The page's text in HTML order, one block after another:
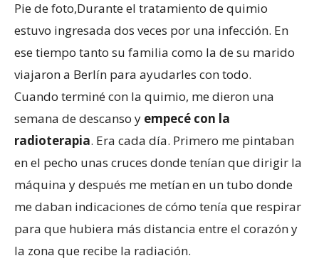
Pie de foto,Durante el tratamiento de quimio
estuvo ingresada dos veces por una infección. En
ese tiempo tanto su familia como la de su marido
viajaron a Berlín para ayudarles con todo.
Cuando terminé con la quimio, me dieron una
semana de descanso y empecé con la
radioterapia. Era cada día. Primero me pintaban
en el pecho unas cruces donde tenían que dirigir la
máquina y después me metían en un tubo donde
me daban indicaciones de cómo tenía que respirar
para que hubiera más distancia entre el corazón y
la zona que recibe la radiación.